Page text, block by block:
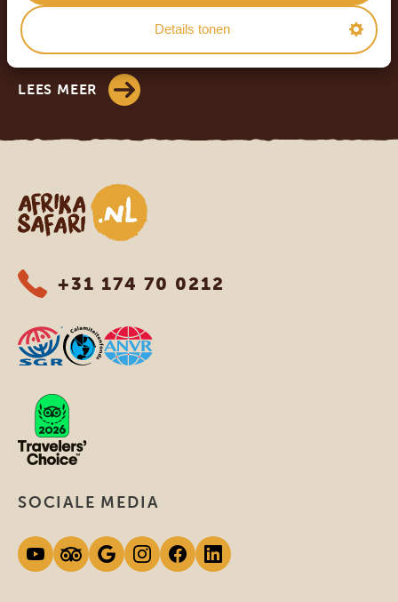
Details tonen
4.9/5
908+ reviews
LEES MEER
Afrika safari
+31 174 70 0212
SOCIALE MEDIA